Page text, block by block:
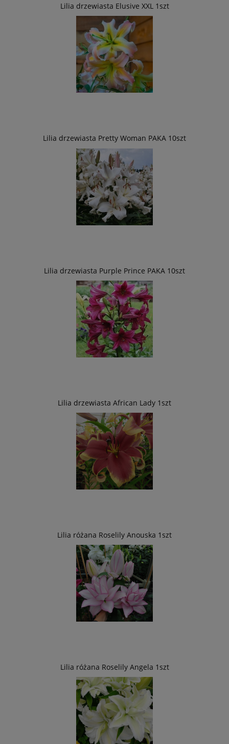
Lilia drzewiasta Elusive XXL 1szt
Lilia drzewiasta Pretty Woman PAKA 10szt
Lilia drzewiasta Purple Prince PAKA 10szt
Lilia drzewiasta African Lady 1szt
Lilia różana Roselily Anouska 1szt
Lilia różana Roselily Angela 1szt